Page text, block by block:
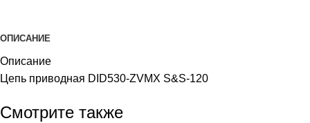
ОПИСАНИЕ
Описание
Цепь приводная DID530-ZVMX S&S-120
Смотрите также